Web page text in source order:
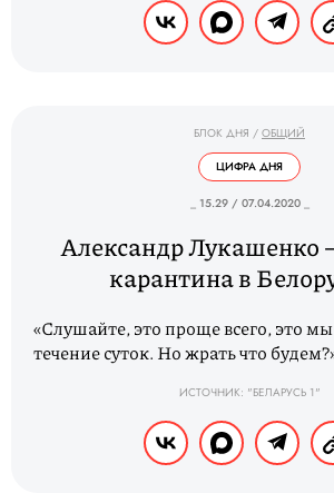
БЛОК ДНЯ / ОБЩИЙ
ЦИФРА ДНЯ
_ 15.29 / 07.04.2020 _
Александр Лукашенко
карантина в
«Слушайте, это проще всего, это
течение суток. Но жрать что
ИСТОЧНИК: "БЕЛАРУСЬ 1"